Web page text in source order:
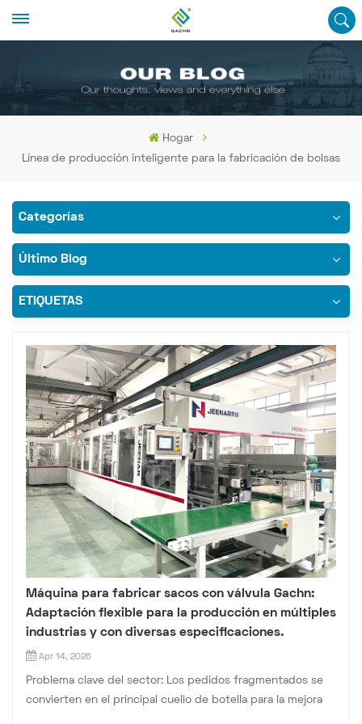
Hogar
Línea de producción inteligente para la fabricación de bolsas
Categorías
Último Blog
ETIQUETAS
Máquina para fabricar sacos con válvula Gachn:
Adaptación flexible para la producción en múltiples
industrias y con diversas especificaciones.
Apr 14, 2026
Problema clave del sector: Los pedidos fragmentados se
convierten en el principal cuello de botella para la mejora